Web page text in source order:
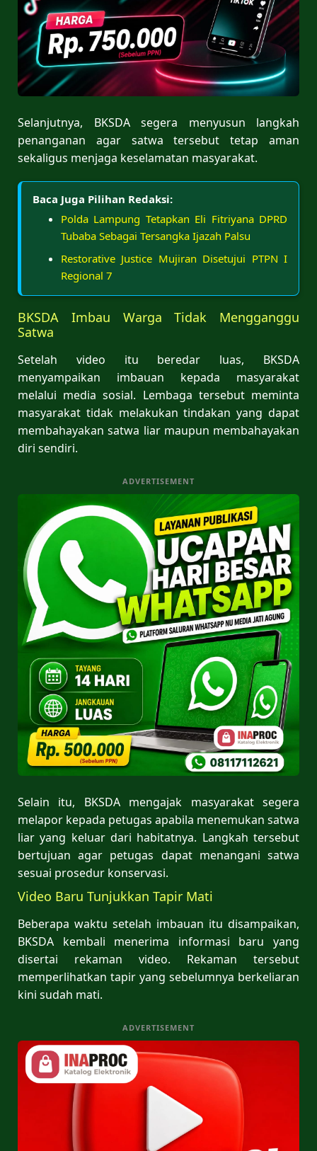
Selanjutnya, BKSDA segera menyusun langkah
penanganan agar satwa tersebut tetap aman
sekaligus menjaga keselamatan masyarakat.
Baca Juga Pilihan Redaksi:
Polda Lampung Tetapkan Eli Fitriyana DPRD
Tubaba Sebagai Tersangka Ijazah Palsu
Restorative Justice Mujiran Disetujui PTPN I
Regional 7
BKSDA Imbau Warga Tidak Mengganggu
Satwa
Setelah video itu beredar luas, BKSDA
menyampaikan imbauan kepada masyarakat
melalui media sosial. Lembaga tersebut meminta
masyarakat tidak melakukan tindakan yang dapat
membahayakan satwa liar maupun membahayakan
diri sendiri.
ADVERTISEMENT
Selain itu, BKSDA mengajak masyarakat segera
melapor kepada petugas apabila menemukan satwa
liar yang keluar dari habitatnya. Langkah tersebut
bertujuan agar petugas dapat menangani satwa
sesuai prosedur konservasi.
Video Baru Tunjukkan Tapir Mati
Beberapa waktu setelah imbauan itu disampaikan,
BKSDA kembali menerima informasi baru yang
disertai rekaman video. Rekaman tersebut
memperlihatkan tapir yang sebelumnya berkeliaran
kini sudah mati.
ADVERTISEMENT